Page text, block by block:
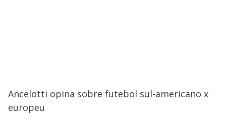
Ancelotti opina sobre futebol sul-americano x
europeu